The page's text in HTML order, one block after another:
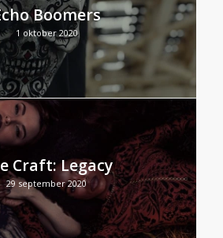
Boomers
1 oktober 2020
Craft: Legacy
29 september 2020